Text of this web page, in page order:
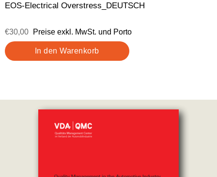
EOS-Electrical Overstress_DEUTSCH
€30,00 Preise exkl. MwSt. und Porto